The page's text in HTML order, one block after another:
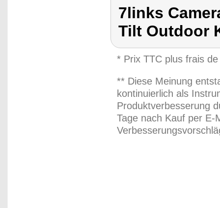
7links
Tilt Outdoor
* Prix TTC plus frais
** Diese Meinung
kontinuierlich als
Produktverbesserung
Tage nach Kauf per E-